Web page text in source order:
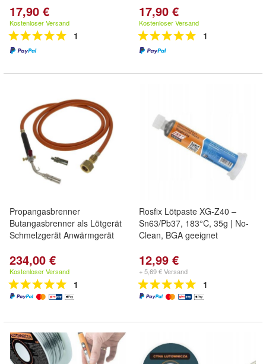
17,90 €
Kostenloser Versand
1
17,90 €
Kostenloser Versand
1
Propangasbrenner
Butangasbrenner als Lötgerät
Schmelzgerät Anwärmgerät
234,00 €
Kostenloser Versand
1
Rosfix Lötpaste XG-Z40 –
Sn63/Pb37, 183°C, 35g | No-
Clean, BGA geeignet
12,99 €
+ 5,69 € Versand
1